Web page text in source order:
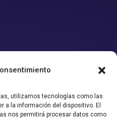
utilizamos tecnologías como las
a la información del dispositivo. El
nos permitirá procesar datos como
Marketing Digital en
de Marketing Online, y